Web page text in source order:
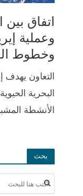
اتفاق بين
وعملية
وخطوط
التعاون يهدف
البحرية
الأنشطة
بحث